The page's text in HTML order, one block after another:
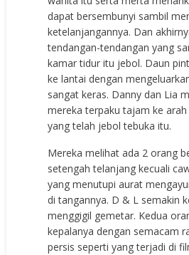
dapat bersembunyi sambil
ketelanjangannya. Dan
tendangan-tendangan yang
kamar tidur itu jebol. Daun
ke lantai dengan
sangat keras. Danny dan Lia
mereka terpaku tajam ke
yang telah jebol tebuka itu.
Mereka melihat ada 2 orang
setengah telanjang kecuali
yang menutupi aurat
di tangannya. D & L semakin
menggigil gemetar. Kedua
kepalanya dengan semacam
persis seperti yang terjadi di